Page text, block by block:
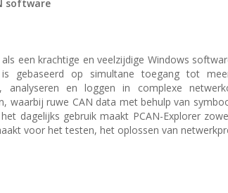
software
een krachtige en veelzijdige Windows
gebaseerd op simultane toegang tot
analyseren en loggen in complexe
waarbij ruwe CAN data met behulp van
dagelijks gebruik maakt PCAN-Explorer
voor het testen, het oplossen van